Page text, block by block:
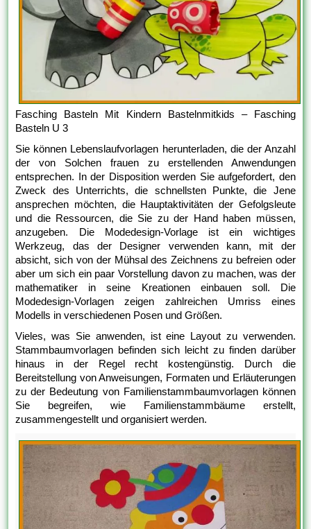
Fasching Basteln Mit Kindern Bastelnmitkids – Fasching
Basteln U 3
Sie können Lebenslaufvorlagen herunterladen, die der Anzahl
der von Solchen frauen zu erstellenden Anwendungen
entsprechen. In der Disposition werden Sie aufgefordert, den
Zweck des Unterrichts, die schnellsten Punkte, die Jene
ansprechen möchten, die Hauptaktivitäten der Gefolgsleute
und die Ressourcen, die Sie zu der Hand haben müssen,
anzugeben. Die Modedesign-Vorlage ist ein wichtiges
Werkzeug, das der Designer verwenden kann, mit der
absicht, sich von der Mühsal des Zeichnens zu befreien oder
aber um sich ein paar Vorstellung davon zu machen, was der
mathematiker in seine Kreationen einbauen soll. Die
Modedesign-Vorlagen zeigen zahlreichen Umriss eines
Modells in verschiedenen Posen und Größen.
Vieles, was Sie anwenden, ist eine Layout zu verwenden.
Stammbaumvorlagen befinden sich leicht zu finden darüber
hinaus in der Regel recht kostengünstig. Durch die
Bereitstellung von Anweisungen, Formaten und Erläuterungen
zu der Bedeutung von Familienstammbaumvorlagen können
Sie begreifen, wie Familienstammbäume erstellt,
zusammengestellt und organisiert werden.